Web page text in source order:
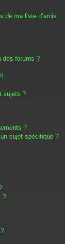
de ma liste d’amis
des forums ?
sujets ?
?
sujet spécifique ?
?